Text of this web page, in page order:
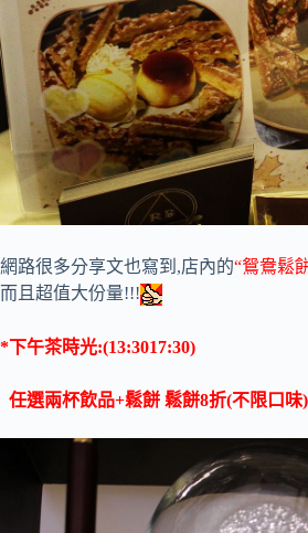
網路很多分享文也寫到,店內的“鴛鴦鬆
而且超值大份量!!!
*下午茶時光:(13:3017:30)
任選兩杯飲品+鬆餅 鬆餅8折(不限口味)